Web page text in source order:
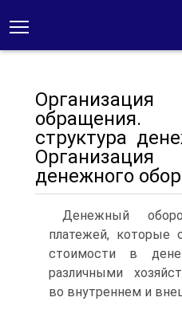
структура
денежного
Денежный
платежей, которые
стоимости в
различными
во внутреннем и